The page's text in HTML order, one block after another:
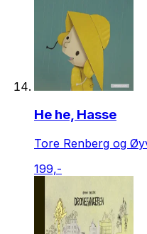
He he, Hasse
Tore Renberg og
199,-